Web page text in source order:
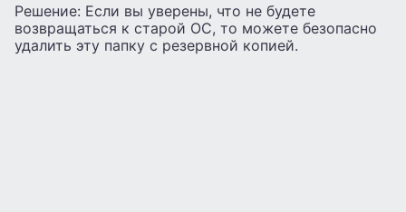
Решение: Если вы уверены, что не будете
возвращаться к старой ОС, то можете безопасно
удалить эту папку с резервной копией.